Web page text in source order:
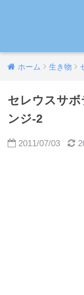
ホーム 生き物
セレウスサ
ンジ-2
2011/07/03